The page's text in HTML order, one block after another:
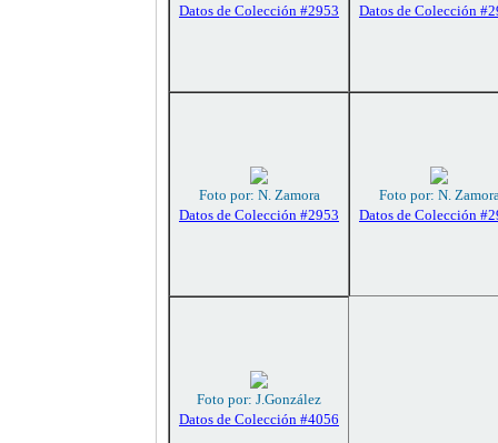
Datos de Colección #2953
Datos de Colección
Foto por: N. Zamora
Datos de Colección #2953
Foto por: N.
Datos de Colección
Foto por: J.González
Datos de Colección #4056